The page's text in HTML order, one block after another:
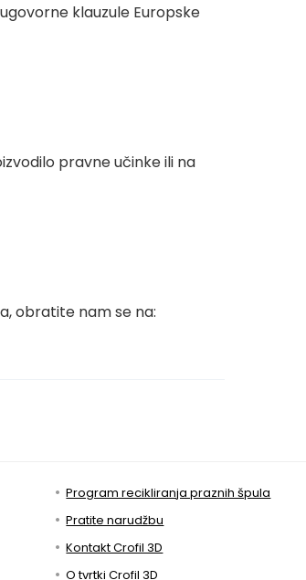
klauzule Europske
pravne učinke ili na
obratite nam se na:
Program recikliranja praznih špula
Pratite narudžbu
Kontakt Crofil 3D
O tvrtki Crofil 3D